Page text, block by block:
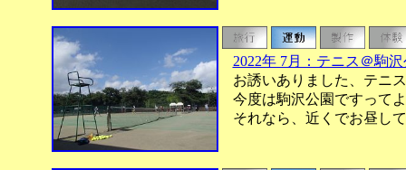
2022年 7月：テニス＠駒
お誘いありました、テニ
今度は駒沢公園ですって
それなら、近くでお昼し